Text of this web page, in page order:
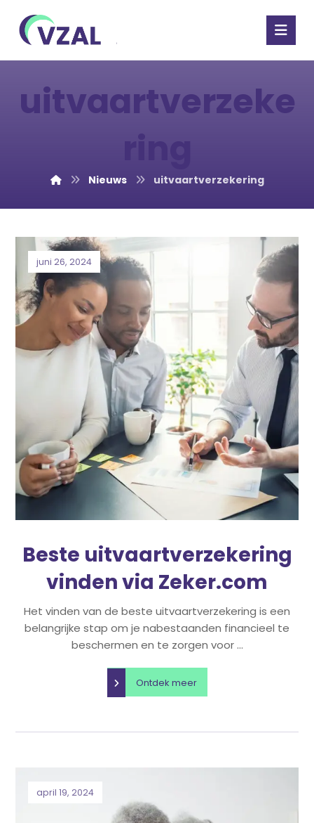
uitvaartverzeke
ring
Nieuws uitvaartverzekering
Beste uitvaartverzekering
vinden via Zeker.com
juni 26, 2024
Het vinden van de beste uitvaartverzekering is een
belangrijke stap om je nabestaanden financieel te
beschermen en te zorgen voor ...
Ontdek meer
april 19, 2024